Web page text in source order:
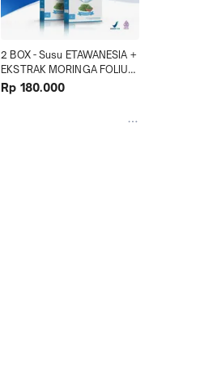
2 BOX - Susu ETAWANESIA +
EKSTRAK MORINGA FOLIUM
- HERBAL BPOM
Rp 180.000